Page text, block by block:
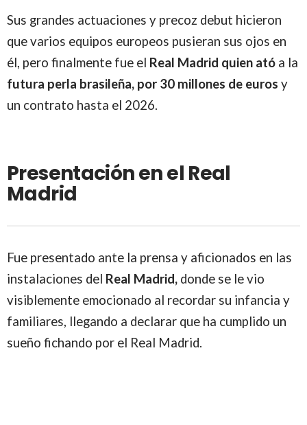
Sus grandes actuaciones y precoz debut hicieron
que varios equipos europeos pusieran sus ojos en
él, pero finalmente fue el Real Madrid quien ató a la
futura perla brasileña, por 30 millones de euros y
un contrato hasta el 2026.
Presentación en el Real
Madrid
Fue presentado ante la prensa y aficionados en las
instalaciones del Real Madrid, donde se le vio
visiblemente emocionado al recordar su infancia y
familiares, llegando a declarar que ha cumplido un
sueño fichando por el Real Madrid.